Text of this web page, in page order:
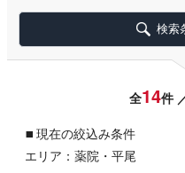
検索
全14件
▪ 現在の絞込み条件
エリア：薬院・平尾